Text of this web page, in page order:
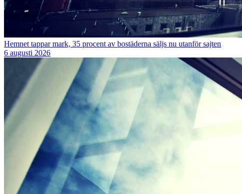
Hemnet tappar mark, 35 procent av bostäderna säljs nu utanför sajten
6 augusti 2026